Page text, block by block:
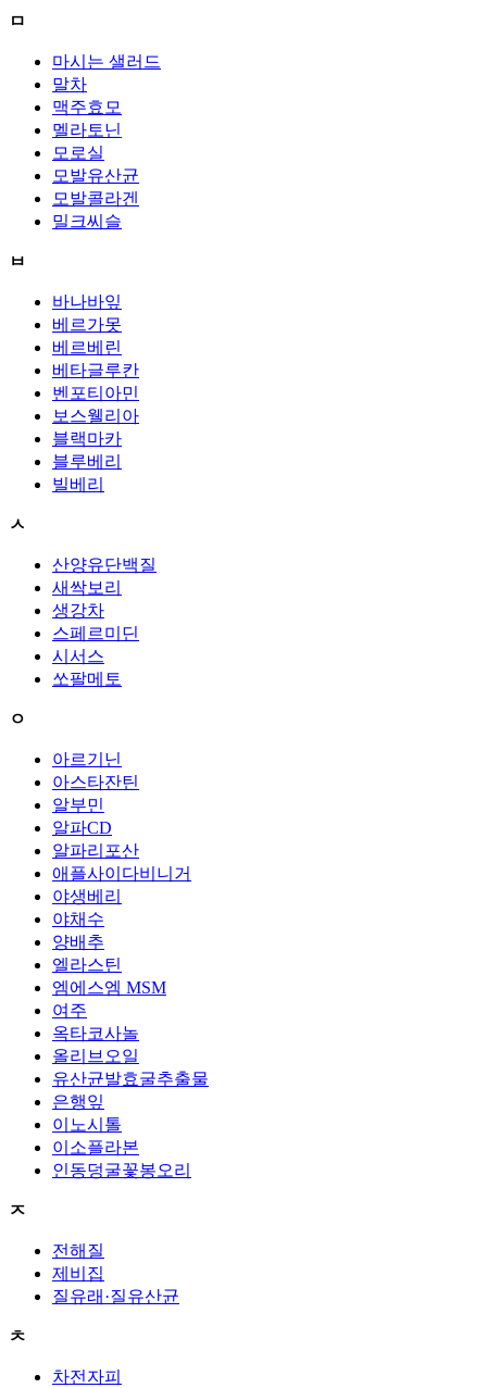
ㅁ
마시는 샐러드
말차
맥주효모
멜라토닌
모로실
모발유산균
모발콜라겐
밀크씨슬
ㅂ
바나바잎
베르가못
베르베린
베타글루칸
벤포티아민
보스웰리아
블랙마카
블루베리
빌베리
ㅅ
산양유단백질
새싹보리
생강차
스페르미딘
시서스
쏘팔메토
ㅇ
아르기닌
아스타잔틴
알부민
알파CD
알파리포산
애플사이다비니거
야생베리
야채수
양배추
엘라스틴
엠에스엠 MSM
여주
옥타코사놀
올리브오일
유산균발효굴추출물
은행잎
이노시톨
이소플라본
인동덩굴꽃봉오리
ㅈ
전해질
제비집
질유래·질유산균
ㅊ
차전자피